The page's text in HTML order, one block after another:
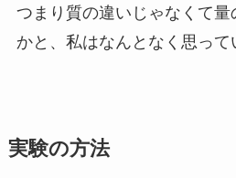
つまり質の違いじゃなくて
かと、私はなんとなく思って
実験の方法